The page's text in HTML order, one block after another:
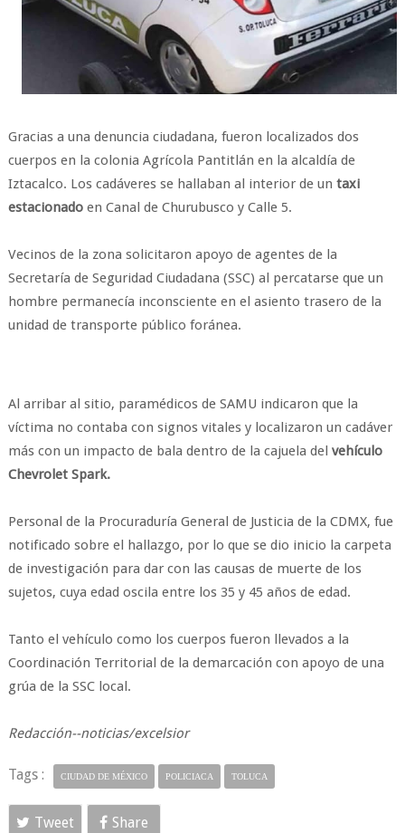
Gracias a una denuncia ciudadana, fueron localizados dos
cuerpos en la colonia Agrícola Pantitlán en la alcaldía de
Iztacalco. Los cadáveres se hallaban al interior de un taxi
estacionado en Canal de Churubusco y Calle 5.
Vecinos de la zona solicitaron apoyo de agentes de la
Secretaría de Seguridad Ciudadana (SSC) al percatarse que un
hombre permanecía inconsciente en el asiento trasero de la
unidad de transporte público foránea.
Al arribar al sitio, paramédicos de SAMU indicaron que la
víctima no contaba con signos vitales y localizaron un cadáver
más con un impacto de bala dentro de la cajuela del vehículo
Chevrolet Spark.
Personal de la Procuraduría General de Justicia de la CDMX, fue
notificado sobre el hallazgo, por lo que se dio inicio la carpeta
de investigación para dar con las causas de muerte de los
sujetos, cuya edad oscila entre los 35 y 45 años de edad.
Tanto el vehículo como los cuerpos fueron llevados a la
Coordinación Territorial de la demarcación con apoyo de una
grúa de la SSC local.
Redacción--noticias/excelsior
Tags : CIUDAD DE MÉXICO POLICIACA TOLUCA
Tweet Share